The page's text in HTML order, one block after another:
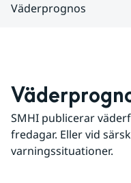
Väderprognos
SMHI publicerar
fredagar. Eller vid
varningssituationer.